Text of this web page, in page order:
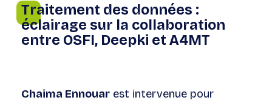
Traitement des données :
éclairage sur la collaboration
entre OSFI, Deepki et A4MT
Chaima Ennouar est intervenue pour